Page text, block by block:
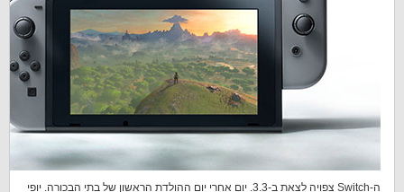
ה-Switch צפויה לצאת ב-3.3. יום אחרי יום ההולדת הראשון של בתי הבכורה. יופי